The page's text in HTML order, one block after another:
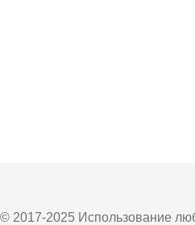
© 2017-2025 Использование